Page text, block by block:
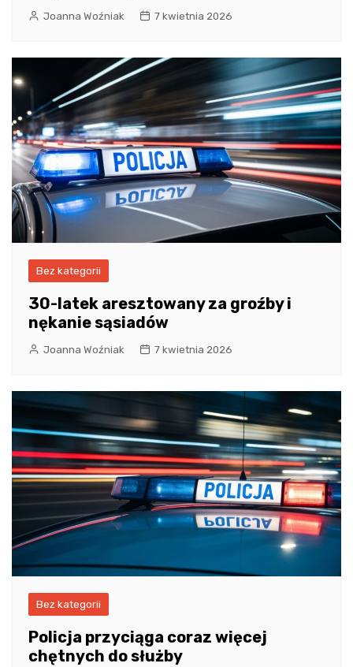
Joanna Woźniak 7 kwietnia 2026
Bez kategorii
30-latek aresztowany za groźby i
nękanie sąsiadów
Joanna Woźniak 7 kwietnia 2026
Bez kategorii
Policja przyciąga coraz więcej
chętnych do służby